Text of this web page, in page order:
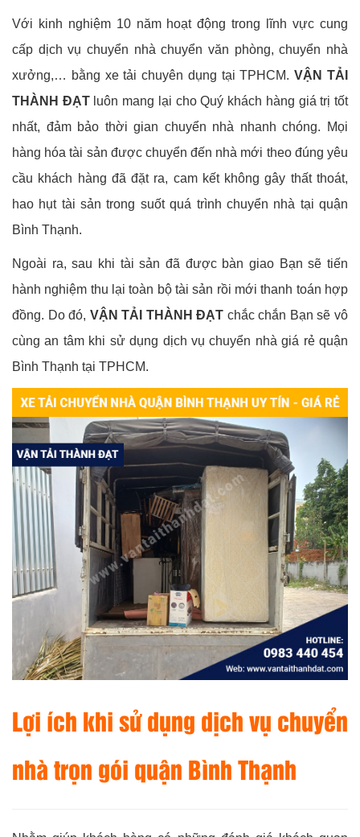
Với kinh nghiệm 10 năm hoạt động trong lĩnh vực cung
cấp dịch vụ chuyển nhà chuyển văn phòng, chuyển nhà
xưởng,… bằng xe tải chuyên dụng tại TPHCM.VẬN TẢI
THÀNH ĐẠTluôn mang lại cho Quý khách hàng giá trị tốt
nhất, đảm bảo thời gian chuyển nhà nhanh chóng. Mọi
hàng hóa tài sản được chuyển đến nhà mới theo đúng yêu
cầu khách hàng đã đặt ra, cam kết không gây thất thoát,
hao hụt tài sản trong suốt quá trình chuyển nhà tại quận
Bình Thạnh.
Ngoài ra, sau khi tài sản đã được bàn giao Bạn sẽ tiến
hành nghiệm thu lại toàn bộ tài sản rồi mới thanh toán hợp
đồng. Do đó, VẬN TẢI THÀNH ĐẠT chắc chắn Bạn sẽ vô
cùng an tâm khi sử dụng dịch vụ chuyển nhà giá rẻ quận
Bình Thạnh tại TPHCM.
Lợi ích khi sử dụng dịch vụ chuyển
nhà trọn gói quận Bình Thạnh